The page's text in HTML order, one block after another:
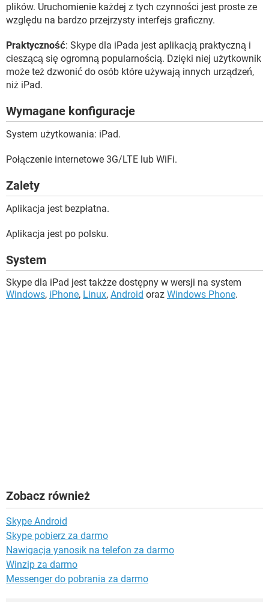
plików. Uruchomienie każdej z tych czynności jest proste ze
względu na bardzo przejrzysty interfejs graficzny.
Praktyczność: Skype dla iPada jest aplikacją praktyczną i
cieszącą się ogromną popularnością. Dzięki niej użytkownik
może też dzwonić do osób które używają innych urządzeń,
niż iPad.
Wymagane konfiguracje
System użytkowania: iPad.
Połączenie internetowe 3G/LTE lub WiFi.
Zalety
Aplikacja jest bezpłatna.
Aplikacja jest po polsku.
System
Skype dla iPad jest takżze dostępny w wersji na system
Windows, iPhone, Linux, Android oraz Windows Phone.
Zobacz również
Skype Android
Skype pobierz za darmo
Nawigacja yanosik na telefon za darmo
Winzip za darmo
Messenger do pobrania za darmo